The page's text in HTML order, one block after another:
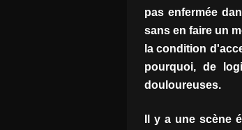
pas enfermée
sans en faire un
la condition
pourquoi, de
douloureuses.
Il y a une scène